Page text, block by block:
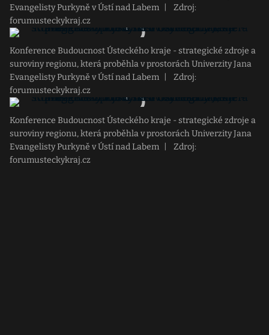
Evangelisty Purkyně v Ústí nad Labem
Zdroj:
forumusteckykraj.cz
Konference Budoucnost Ústeckého kraje - strategické zdroje a
suroviny regionu, která proběhla v prostorách Univerzity Jana
Evangelisty Purkyně v Ústí nad Labem
Zdroj:
forumusteckykraj.cz
Konference Budoucnost Ústeckého kraje - strategické zdroje a
suroviny regionu, která proběhla v prostorách Univerzity Jana
Evangelisty Purkyně v Ústí nad Labem
Zdroj:
forumusteckykraj.cz